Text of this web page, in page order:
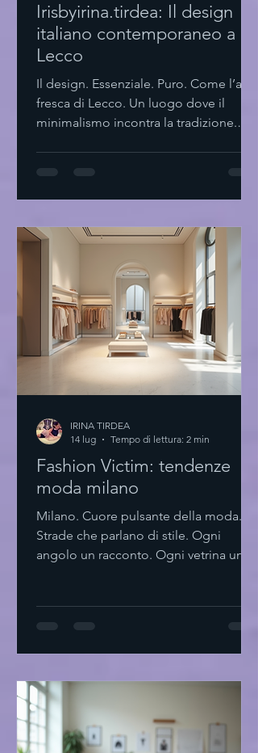
Irisbyirina.tirdea: Il design
italiano contemporaneo a
Lecco
Il design. Essenziale. Puro. Come l’aria
fresca di Lecco. Un luogo dove il
minimalismo incontra la tradizione.
Non solo lago e montagne. Ma un
Il design italiano contemporaneo qui
si fa sentire. Non urla. Sussurra. Linee
pulite. Materiali naturali. Funzionalità
senza fronzoli. Un equilibrio tra
passato e futu
Fashion Victim: tendenze
moda milano
Milano. Cuore pulsante della moda.
Strade che parlano di stile. Ogni
angolo un racconto. Ogni vetrina un
innovazione Minimalismo. Linee pulite.
La città si muove tra tradizione e
futuro. Materiali sostenibili. Tagli
geometrici. Accessori che parlano da
soli. Milano insegna a scegl
IRINA TIRDEA
14 lug
Tempo di lettura: 2 min